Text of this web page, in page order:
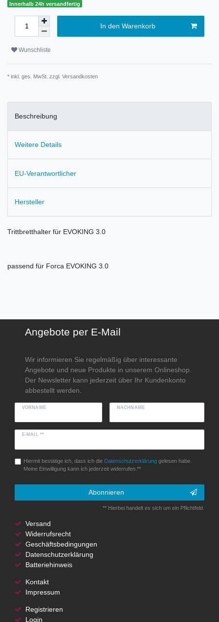
Innerhalb 24h versandfertig
In den Warenkorb
Wunschliste
* inkl. ges. MwSt. zzgl. Versandkosten
Beschreibung
Weitere Details
EU-Verantwortlicher
Hersteller
Trittbretthalter für EVOKING 3.0
passend für Forca EVOKING 3.0
Angebote per E-Mail
Wir informieren Sie regelmäßig über interessante
Angebote und neue Produkte in unserem Onlineshop.
Der Newsletter kann jederzeit über Ihr Kundenkonto
abbestellt werden.
VORNAME NACHNAME
E-MAIL **
Hiermit bestätige ich, dass ich die Daten­schutz­erklärunggelesen habe.
Meine Einwilligung kann ich jederzeit widerrufen.**
Abonnieren
** Hierbei handelt es sich um ein Pflichtfeld.
Versand
Widerrufsrecht
Geschäftsbedingungen
Datenschutzerklärung
Batteriehinweis
Kontakt
Impressum
Registrieren
Login